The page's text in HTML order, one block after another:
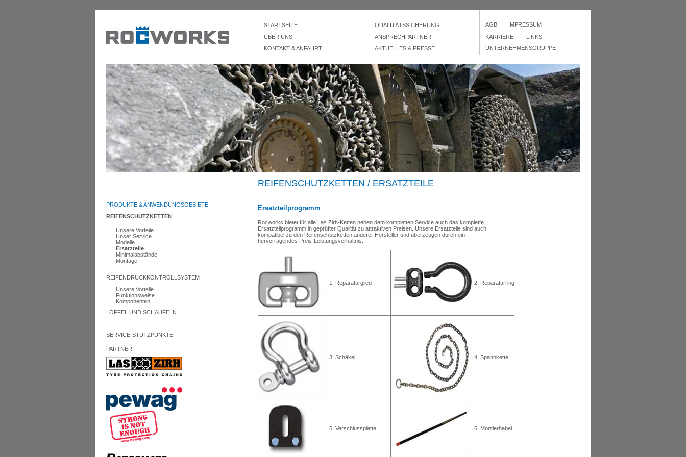
STARTSEITE
ÜBER UNS
KONTAKT & ANFAHRT
QUALITÄTSSICHERUNG
ANSPRECHPARTNER
AKTUELLES & PRESSE
AGB
IMPRESSUM
KARRIERE
LINKS
UNTERNEHMENSGRUPPE
REIFENSCHUTZKETTEN / ERSATZTEILE
PRODUKTE & ANWENDUNGSGEBIETE
REIFENSCHUTZKETTEN
Unsere Vorteile
Unser Service
Modelle
Ersatzteile
Minimalabstände
Montage
REIFENDRUCKKONTROLLSYSTEM
Unsere Vorteile
Funktionsweise
Komponenten
LÖFFEL UND SCHAUFELN
SERVICE-STÜTZPUNKTE
PARTNER
Ersatzteilprogramm
Rocworks bietet für alle Las Zirh-Ketten neben dem kompletten Service auch das komplette
Ersatzteilprogramm in geprüfter Qualität zu attraktiven Preisen. Unsere Ersatzteile sind auch
kompatibel zu den Reifenschutzketten anderer Hersteller und überzeugen durch ein
hervorragendes Preis-Leistungsverhältnis.
1. Reparaturglied 2. Reparaturring
3. Schäkel 4. Spannkette
5. Verschlussplatte 6. Montierhebel